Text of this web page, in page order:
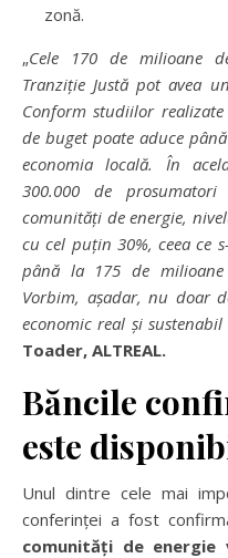
zonă.
„Cele 170 de milioane
Tranziție Justăpot avea
Conform studiilor
de buget poate aduce până
economia locală. În
300.000 de
comunități de energie,
cu cel puțin 30%, ceea ce
până la 175 de
Vorbim, așadar, nu doar
economic real și
Toader, ALTREAL.
Băncile
este
Unul dintre cele mai
conferinței a fost
comunități de energie